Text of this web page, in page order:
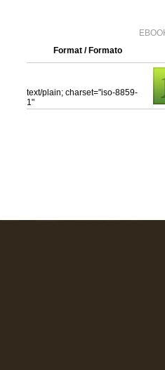
Format / Formato
text/plain; charset="iso-8859-
1"